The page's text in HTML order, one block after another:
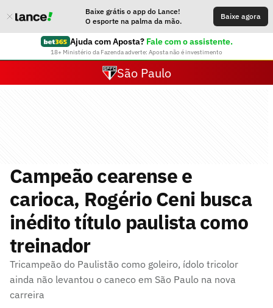
Baixe grátis o app do Lance!
O esporte na palma da mão.
Baixe agora
Ajuda com Aposta? Fale com o assistente.
18+ Ministério da Fazenda adverte: Aposta não é investimento
São Paulo
Campeão cearense e
carioca, Rogério Ceni busca
inédito título paulista como
treinador
Tricampeão do Paulistão como goleiro, ídolo tricolor
ainda não levantou o caneco em São Paulo na nova
carreira